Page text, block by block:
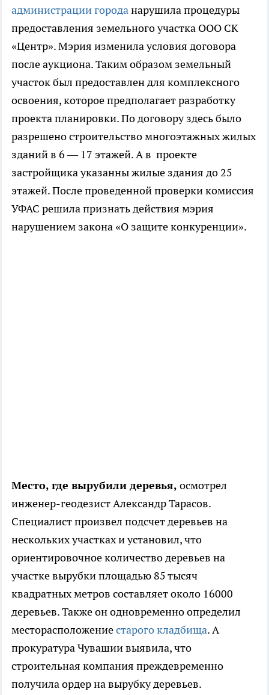
администрации городанарушила процедуры
предоставления земельного участка ООО СК
«Центр». Мэрия изменила условия договора
после аукциона. Таким образом земельный
участок был предоставлен для комплексного
освоения, которое предполагает разработку
проекта планировки. По договору здесь было
разрешено строительство многоэтажных жилых
зданий в 6 — 17 этажей. А в проекте
застройщика указанны жилые здания до 25
этажей. После проведенной проверки комиссия
УФАС решила признать действия мэрия
нарушением закона «О защите конкуренции».
Место, где вырубили деревья, осмотрел
инженер-геодезист Александр Тарасов.
Специалист произвел подсчет деревьев на
нескольких участках и установил, что
ориентировочное количество деревьев на
участке вырубки площадью 85 тысяч
квадратных метров составляет около 16000
деревьев. Также он одновременно определил
месторасположениестарого кладбища. А
прокуратура Чувашии выявила, что
строительная компания преждевременно
получила ордер на вырубку деревьев.